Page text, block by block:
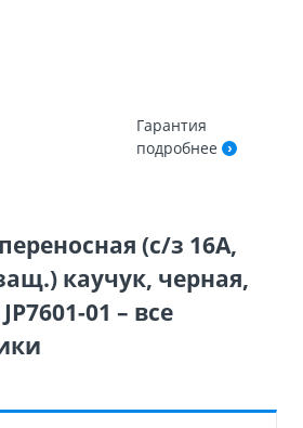
Гарантия
подробнее
(с/з 16А,
каучук, черная,
01 – все